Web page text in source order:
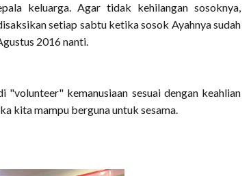
keluarga. Agar tidak kehilangan sosoknya,
setiap sabtu ketika sosok Ayahnya sudah
2016 nanti.
"volunteer" kemanusiaan sesuai dengan keahlian
kita mampu berguna untuk sesama.